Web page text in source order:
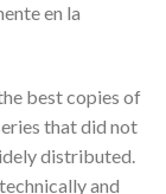
en la
best copies of
that did not
distributed.
and